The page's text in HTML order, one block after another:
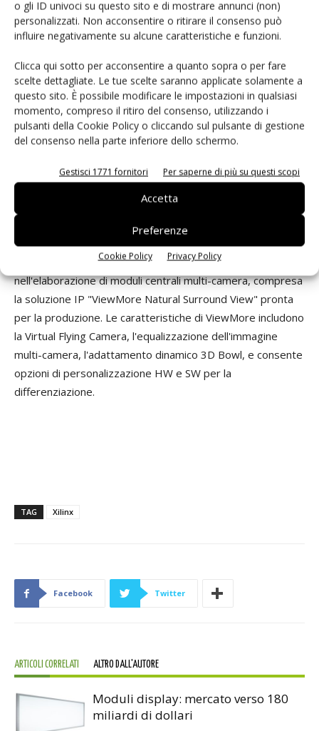
o gli ID univoci su questo sito e di mostrare annunci (non)
personalizzati. Non acconsentire o ritirare il consenso può
influire negativamente su alcune caratteristiche e funzioni.
Clicca qui sotto per acconsentire a quanto sopra o per fare
scelte dettagliate. Le tue scelte saranno applicate solamente a
questo sito. È possibile modificare le impostazioni in qualsiasi
momento, compreso il ritiro del consenso, utilizzando i
pulsanti della Cookie Policy o cliccando sul pulsante di gestione
del consenso nella parte inferiore dello schermo.
Gestisci 1771 fornitori Per saperne di più su questi scopi
Accetta
Preferenze
Cookie Policy Privacy Policy
Aggregazione, pre-elaborazione e distribuzione dei dati
(DAPD) alimentata da un singolo Zynq Ultrascale+
MPSoC e dotata di un framework a 6 telecamere/1-lidar
di Xylon.
Il ML calcola l'accelerazione su un secondo dispositivo
MPSoC che implementa un processore di rete neurale
multicanale per la segmentazione della scena stradale
Piattaforma di sviluppo logiADAK7
LogiADAK7 è l'ultimo kit di sviluppo ADAS di Xylon, basato
sul dispositivo Xilinx Zynq Ultrascale+ MPSoC. La
piattaforma logiADAK7 mostra gli ultimi sviluppi di Xylon
nell'elaborazione di moduli centrali multi-camera, compresa
la soluzione IP "ViewMore Natural Surround View" pronta
per la produzione. Le caratteristiche di ViewMore includono
la Virtual Flying Camera, l'equalizzazione dell'immagine
multi-camera, l'adattamento dinamico 3D Bowl, e consente
opzioni di personalizzazione HW e SW per la
differenziazione.
TAG Xilinx
Facebook Twitter
ARTICOLI CORRELATI ALTRO DALL'AUTORE
Moduli display: mercato verso 180
miliardi di dollari